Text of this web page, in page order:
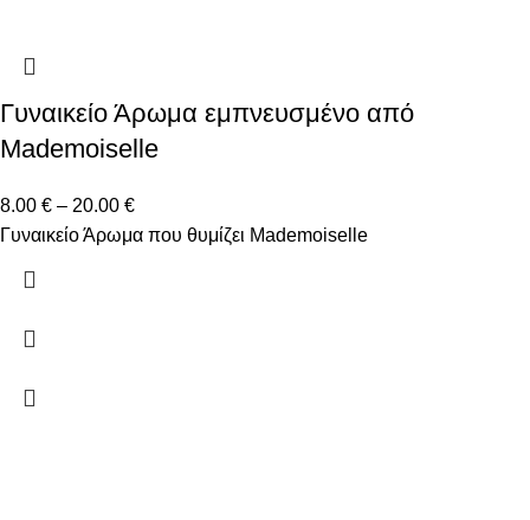
Γυναικείο Άρωμα εμπνευσμένο από
Mademoiselle
8.00 € – 20.00 €
Γυναικείο Άρωμα που θυμίζει Mademoiselle